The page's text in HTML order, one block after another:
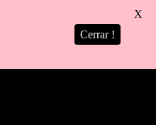
Cerrar !
X